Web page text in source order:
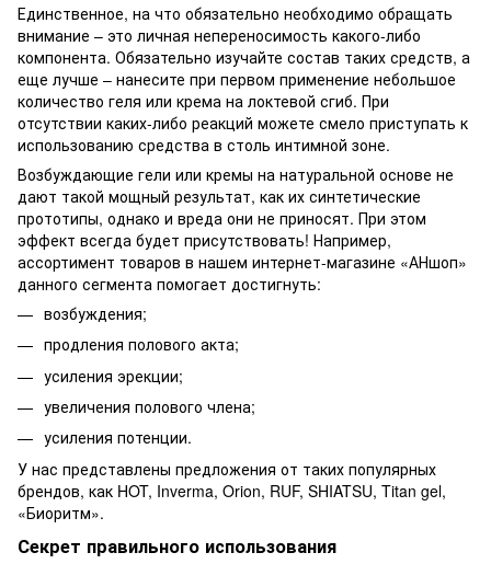
Единственное, на что обязательно необходимо обращать
внимание – это личная непереносимость какого-либо
компонента. Обязательно изучайте состав таких средств, а
еще лучше – нанесите при первом применение небольшое
количество геля или крема на локтевой сгиб. При
отсутствии каких-либо реакций можете смело приступать к
использованию средства в столь интимной зоне.
Возбуждающие гели или кремы на натуральной основе не
дают такой мощный результат, как их синтетические
прототипы, однако и вреда они не приносят. При этом
эффект всегда будет присутствовать! Например,
ассортимент товаров в нашем интернет-магазине «АНшоп»
данного сегмента помогает достигнуть:
возбуждения;
продления полового акта;
усиления эрекции;
увеличения полового члена;
усиления потенции.
У нас представлены предложения от таких популярных
брендов, как HOT, Inverma, Orion, RUF, SHIATSU, Titan gel,
«Биоритм».
Секрет правильного использования